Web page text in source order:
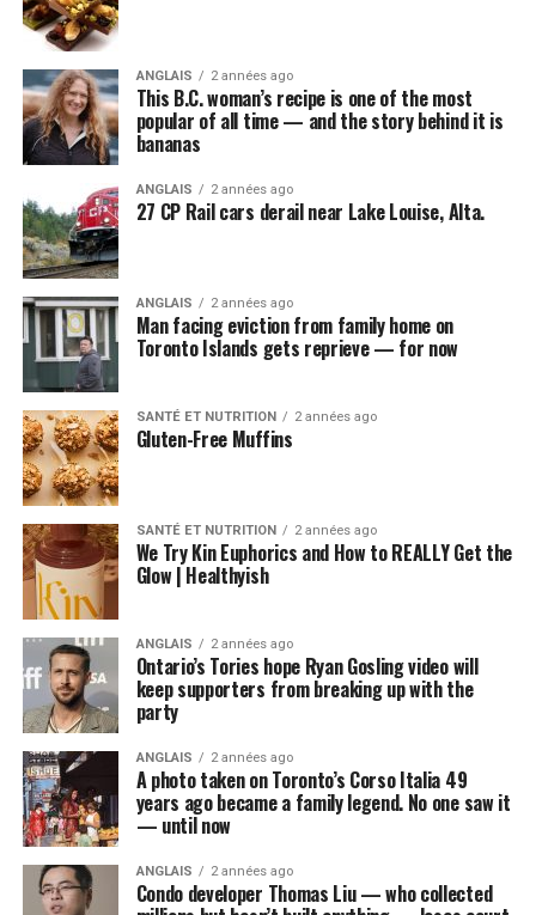
ANGLAIS 2 années ago
This B.C. woman’s recipe is one of the most
popular of all time — and the story behind it is
bananas
ANGLAIS 2 années ago
27 CP Rail cars derail near Lake Louise, Alta.
ANGLAIS 2 années ago
Man facing eviction from family home on
Toronto Islands gets reprieve — for now
SANTÉ ET NUTRITION 2 années ago
Gluten-Free Muffins
SANTÉ ET NUTRITION 2 années ago
We Try Kin Euphorics and How to REALLY Get the
Glow | Healthyish
ANGLAIS 2 années ago
Ontario’s Tories hope Ryan Gosling video will
keep supporters from breaking up with the
party
ANGLAIS 2 années ago
A photo taken on Toronto’s Corso Italia 49
years ago became a family legend. No one saw it
— until now
ANGLAIS 2 années ago
Condo developer Thomas Liu — who collected